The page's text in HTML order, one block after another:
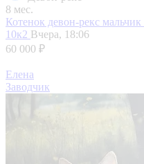
8 мес.
Котенок девон-рекс мальчик
10к2 Вчера, 18:06
60 000 ₽
Елена
Заводчик